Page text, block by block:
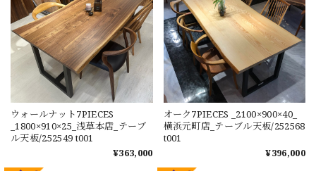
ウォールナット7PIECES
_1800×910×25_浅草本店_テーブ
ル天板/252549 t001
¥363,000
オーク7PIECES _2100×900×40_
横浜元町店_テーブル天板/252568
t001
¥396,000